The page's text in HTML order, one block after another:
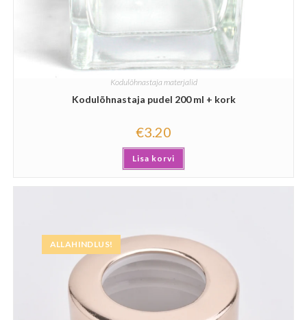
Kodulõhnastaja materjalid
Kodulõhnastaja pudel 200 ml + kork
€3.20
Lisa korvi
ALLAHINDLUS!